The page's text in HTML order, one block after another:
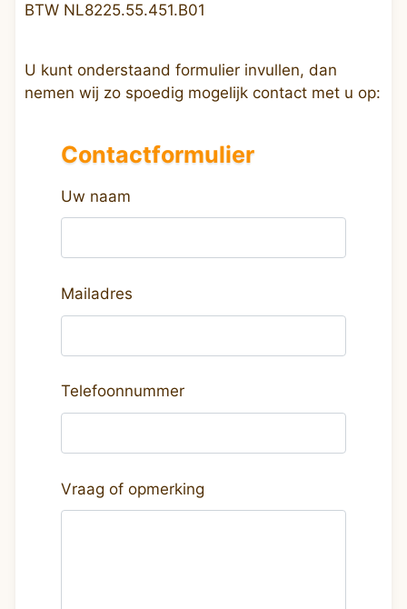
BTW NL8225.55.451.B01
U kunt onderstaand formulier invullen, dan
nemen wij zo spoedig mogelijk contact met u op:
Contactformulier
Uw naam
Mailadres
Telefoonnummer
Vraag of opmerking